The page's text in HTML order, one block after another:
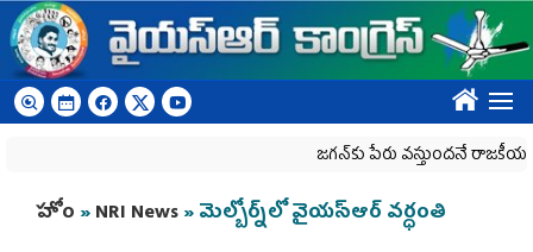
Skip to main content
????
జగన్‌కు పేరు వస్తుందనే రాజకీయ కక్షతో
You are here
హోం »NRI News» మెల్బోర్న్‌లో వైయస్‌ఆర్‌ వర్ధంతి